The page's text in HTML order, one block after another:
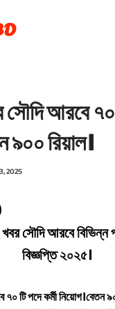
সৌদি আরবে ৭০
৯০০ রিয়াল।
2025
খবর সৌদি আরবে বিভিন্ন
বিজ্ঞপ্তি ২০২৫।
৭০ টি পদে কর্মী নিয়োগ।বেতন